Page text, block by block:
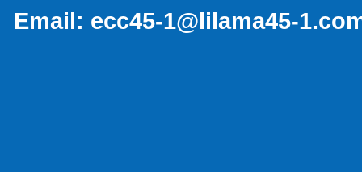
Email: ecc45-1@lilama45-